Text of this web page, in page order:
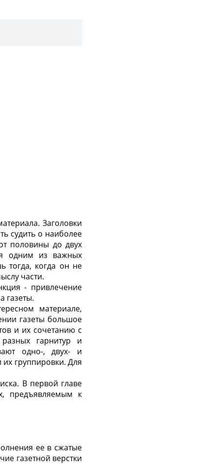
Заголовки
судить о наиболее
половины до двух
одним из важных
тогда, когда он не
части.
- привлечение
газеты.
материале,
газеты большое
и их сочетанию с
гарнитур и
одно-, двух- и
группировки. Для
В первой главе
предъявляемым к
ее в сжатые
газетной верстки